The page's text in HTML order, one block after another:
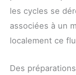
les cycles se
associées à un
localement ce
Des